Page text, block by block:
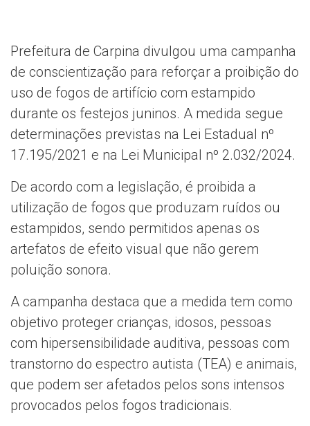
Prefeitura de Carpina divulgou uma campanha
de conscientização para reforçar a proibição do
uso de fogos de artifício com estampido
durante os festejos juninos. A medida segue
determinações previstas na Lei Estadual nº
17.195/2021 e na Lei Municipal nº 2.032/2024.
De acordo com a legislação, é proibida a
utilização de fogos que produzam ruídos ou
estampidos, sendo permitidos apenas os
artefatos de efeito visual que não gerem
poluição sonora.
A campanha destaca que a medida tem como
objetivo proteger crianças, idosos, pessoas
com hipersensibilidade auditiva, pessoas com
transtorno do espectro autista (TEA) e animais,
que podem ser afetados pelos sons intensos
provocados pelos fogos tradicionais.